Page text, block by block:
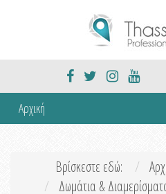
Αρχική
Βρίσκεστε εδώ:
Δωμάτια &